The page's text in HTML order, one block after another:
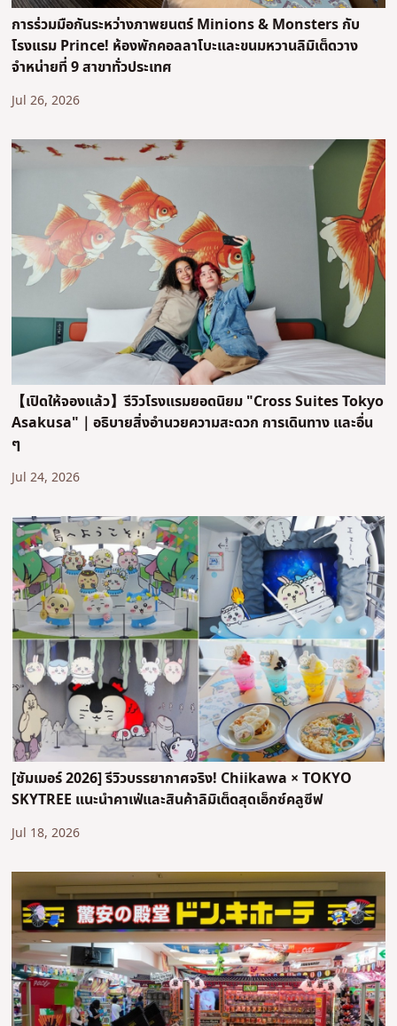
การร่วมมือกันระหว่างภาพยนตร์ Minions & Monsters กับ
โรงแรม Prince! ห้องพักคอลลาโบะและขนมหวานลิมิเต็ดวาง
จำหน่ายที่ 9 สาขาทั่วประเทศ
Jul 26, 2026
【เปิดให้จองแล้ว】รีวิวโรงแรมยอดนิยม "Cross Suites Tokyo
Asakusa"｜อธิบายสิ่งอำนวยความสะดวก การเดินทาง และอื่น
ๆ
Jul 24, 2026
[ซัมเมอร์ 2026] รีวิวบรรยากาศจริง! Chiikawa × TOKYO
SKYTREE แนะนำคาเฟ่และสินค้าลิมิเต็ดสุดเอ็กซ์คลูซีฟ
Jul 18, 2026